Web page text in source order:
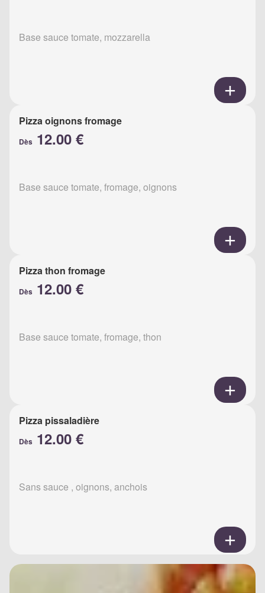
Base sauce tomate, mozzarella
Pizza oignons fromage
Dès 12.00 €
Base sauce tomate, fromage, oignons
Pizza thon fromage
Dès 12.00 €
Base sauce tomate, fromage, thon
Pizza pissaladière
Dès 12.00 €
Sans sauce , oignons, anchois